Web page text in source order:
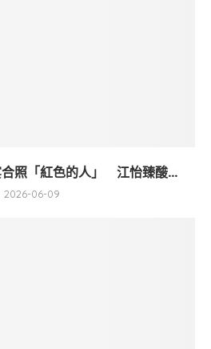
照「紅色的人」 江怡臻酸...
2026-06-09